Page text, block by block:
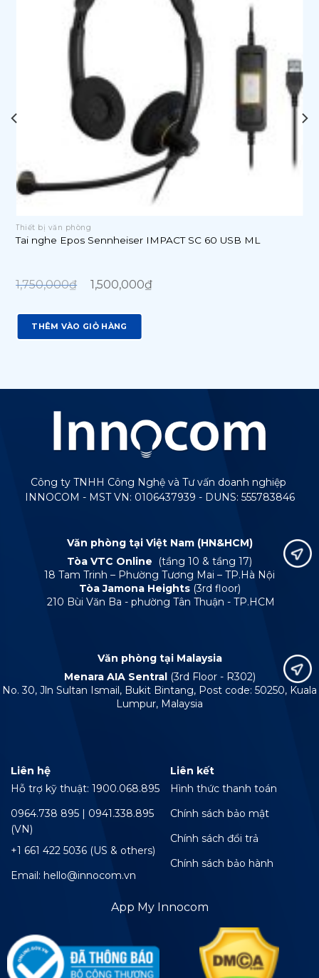
Thiết bị văn phòng
Tai nghe Epos Sennheiser IMPACT SC 60 USB ML
1,750,000₫
was:
1,500,000₫is:
THÊM VÀO GIỎ HÀNG
Công ty TNHH Công Nghệ và Tư vấn doanh nghiệp
INNOCOM - MST VN: 0106437939 - DUNS: 555783846
Văn phòng tại Việt Nam (HN&HCM)
Tòa VTC Online
(tầng 10 & tầng 17)
18 Tam Trinh – Phường Tương Mai – TP.Hà Nội
Tòa Jamona Heights (3rd floor)
210 Bùi Văn Ba - phường Tân Thuận - TP.HCM
Văn phòng tại Malaysia
Menara AIA Sentral (3rd Floor - R302)
No. 30, Jln Sultan Ismail, Bukit Bintang, Post code: 50250, Kuala
Lumpur, Malaysia
Liên hệ
Hỗ trợ kỹ thuật: 1900.068.895
0964.738 895 | 0941.338.895
(VN)
+1 661 422 5036 (US & others)
Email: hello@innocom.vn
Liên kết
Hình thức thanh toán
Chính sách bảo mật
Chính sách đổi trả
Chính sách bảo hành
App My Innocom